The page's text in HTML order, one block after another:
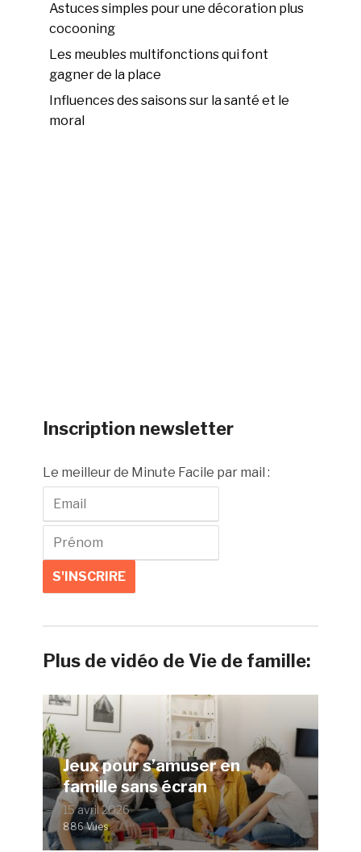
Astuces simples pour une décoration plus
cocooning
Les meubles multifonctions qui font
gagner de la place
Influences des saisons sur la santé et le
moral
Inscription newsletter
Le meilleur de Minute Facile par mail :
Plus de vidéo de Vie de famille:
Jeux pour s’amuser en
famille sans écran
15 avril 2026
886 Vues